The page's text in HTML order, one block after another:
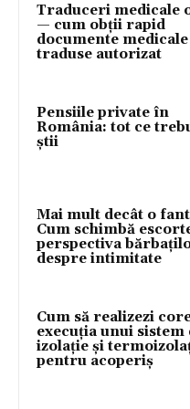
Traduceri medicale
— cum obții rapid
documente medicale
traduse autorizat
Pensiile private în
România: tot ce
știi
Mai mult decât o
Cum schimbă
perspectiva
despre intimitate
Cum să realizezi
execuția unui sistem
izolație și
pentru acoperiș